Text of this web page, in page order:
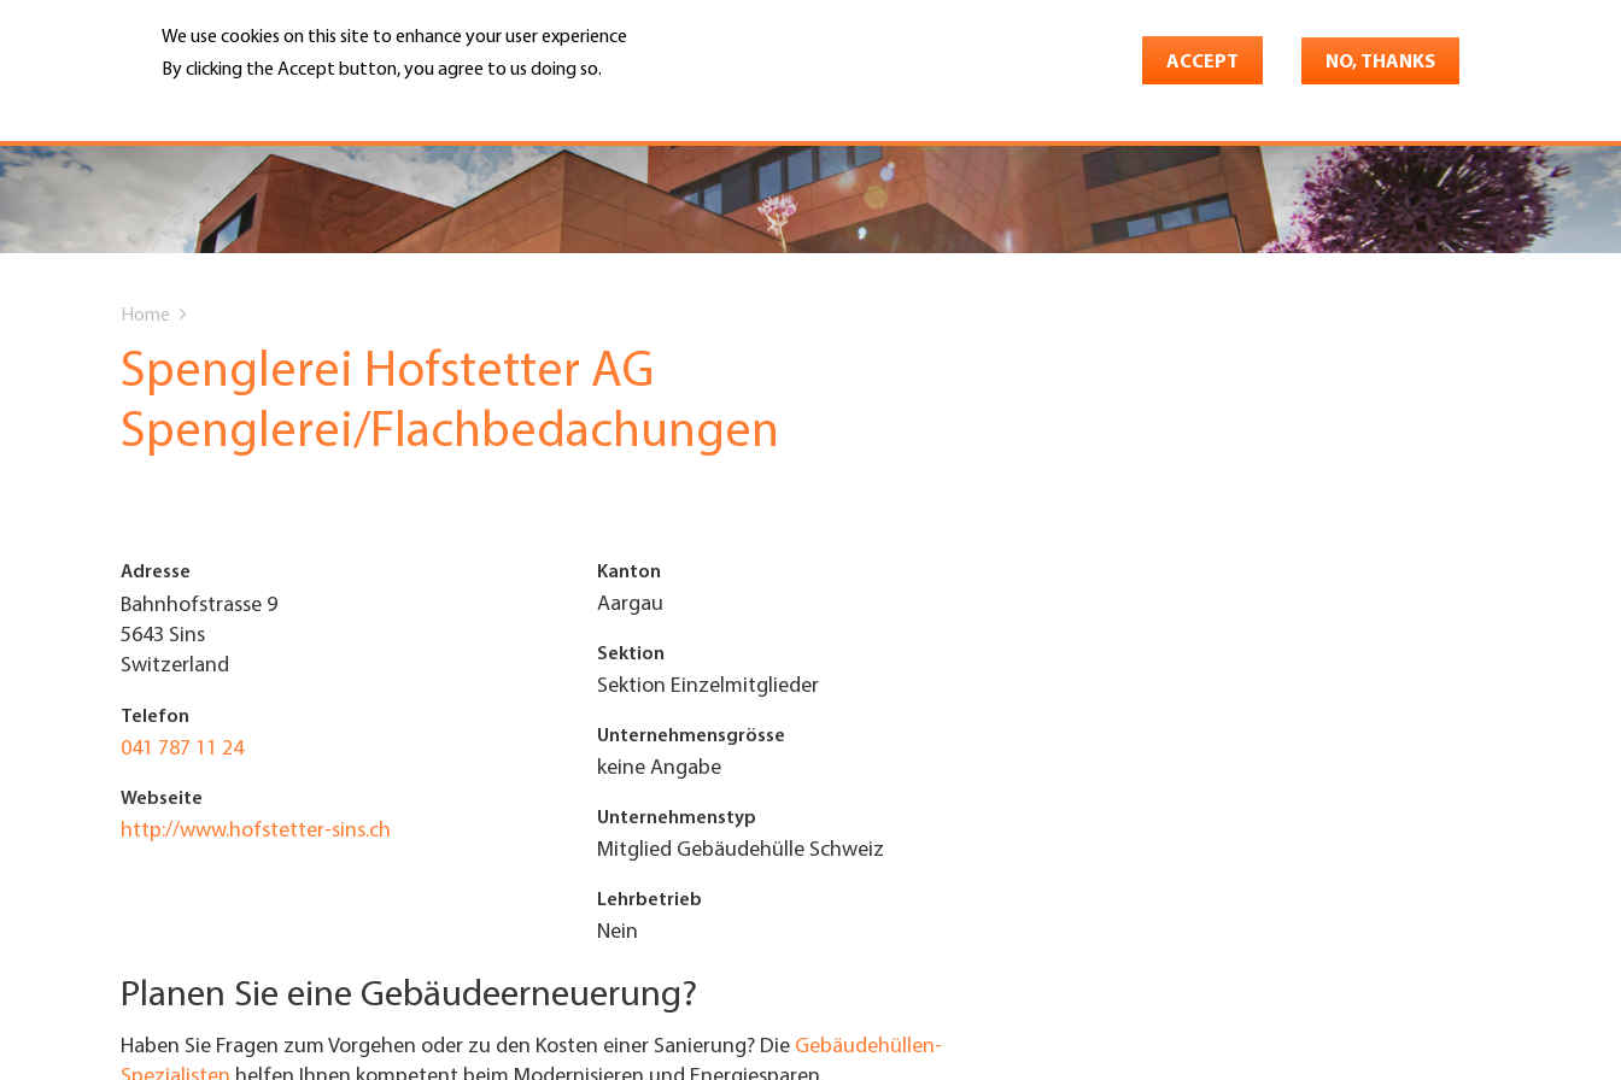
We use cookies on this site to enhance your user experience
By clicking the Accept button, you agree to us doing so.
ACCEPT NO, THANKS
Hauptnavigation
PORTRAIT
DIENSTLEISTUNGEN
MITGLIEDSCHAFT
UNTERNEHMEN FINDEN
MENU
Top
Menu
are
here
Home
Spenglerei Hofstetter AG
Spenglerei/Flachbedachungen
Adresse
Bahnhofstrasse 9
5643 Sins
Switzerland
Telefon
041 787 11 24
Webseite
http://www.hofstetter-sins.ch
Kanton
Aargau
Sektion
Sektion Einzelmitglieder
Unternehmensgrösse
keine Angabe
Unternehmenstyp
Mitglied Gebäudehülle Schweiz
Lehrbetrieb
Nein
Planen Sie eine Gebäudeerneuerung?
Haben Sie Fragen zum Vorgehen oder zu den Kosten einer Sanierung? Die Gebäudehüllen-